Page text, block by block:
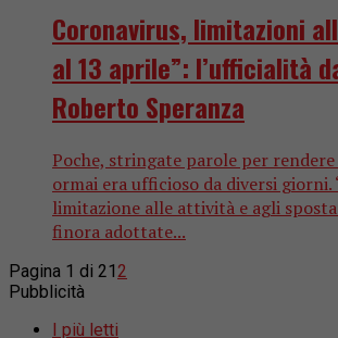
Coronavirus, limitazioni
al 13 aprile”: l’ufficialità
Roberto Speranza
Poche, stringate parole per
ormai era ufficioso da diversi giorni.
limitazione alle attività e agli
finora adottate...
Pagina 1 di 21 2
Pubblicità
I più letti